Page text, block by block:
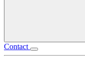
Contact